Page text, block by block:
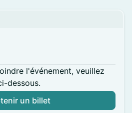
l'événement, veuillez
dessous.
un billet